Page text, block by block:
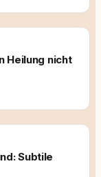
Heilung nicht
Subtile